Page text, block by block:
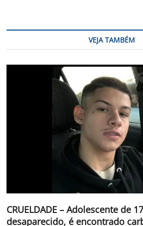
VEJA TAMBÉM
CRUELDADE – Adolescente de
desaparecido, é encontrado